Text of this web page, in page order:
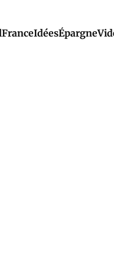
FranceIdéesÉpargne